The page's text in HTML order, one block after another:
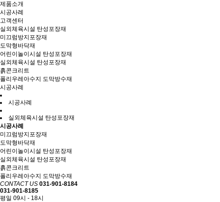
제품소개
시공사례
고객센터
실외체육시설 탄성포장재
미끄럼방지포장재
도막형바닥재
어린이놀이시설 탄성포장재
실외체육시설 탄성포장재
흙콘크리트
폴리우레아수지 도막방수재
시공사례
시공사례
실외체육시설 탄성포장재
시공사례
미끄럼방지포장재
도막형바닥재
어린이놀이시설 탄성포장재
실외체육시설 탄성포장재
흙콘크리트
폴리우레아수지 도막방수재
CONTACT US 031-901-8184
031-901-8185
평일 09시 - 18시